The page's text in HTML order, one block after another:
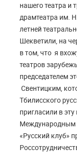
нашего театра и
драмтеатра им.
летней
Шекветили, на
в том, что я
театров
председателем
Свентицким,
Тбилисского
пригласили в
Международным
«Русский клуб»